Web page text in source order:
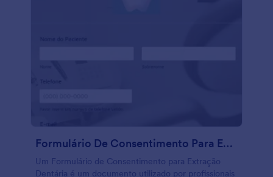
Formulário De Consentimento Para Extração Dentária
Um Formulário de Consentimento para Extração
Dentária é um documento utilizado por profissionais